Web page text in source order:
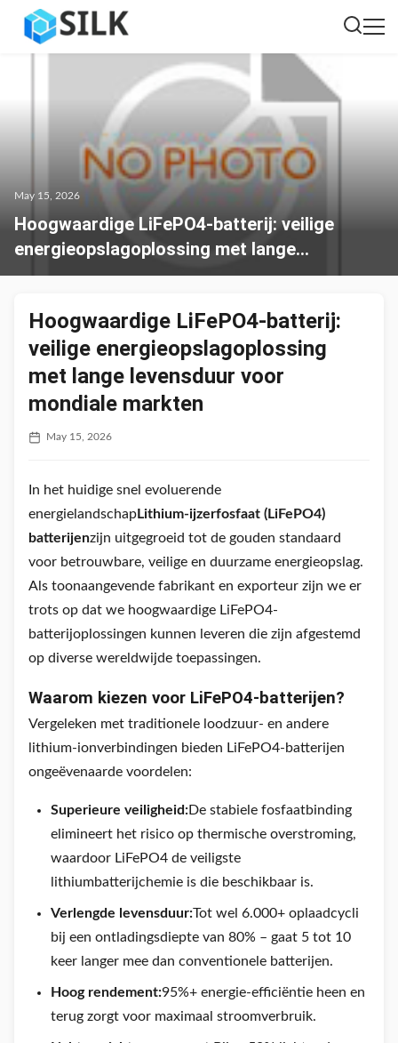
May 15, 2026
Hoogwaardige LiFePO4-batterij: veilige
energieopslagoplossing met lange
levensduur voor mondiale markten
Hoogwaardige LiFePO4-batterij:
veilige energieopslagoplossing
met lange levensduur voor
mondiale markten
May 15, 2026
In het huidige snel evoluerende
energielandschapLithium-ijzerfosfaat (LiFePO4)
batterijenzijn uitgegroeid tot de gouden standaard
voor betrouwbare, veilige en duurzame energieopslag.
Als toonaangevende fabrikant en exporteur zijn we er
trots op dat we hoogwaardige LiFePO4-
batterijoplossingen kunnen leveren die zijn afgestemd
op diverse wereldwijde toepassingen.
Waarom kiezen voor LiFePO4-batterijen?
Vergeleken met traditionele loodzuur- en andere
lithium-ionverbindingen bieden LiFePO4-batterijen
ongeëvenaarde voordelen:
Superieure veiligheid:De stabiele fosfaatbinding
elimineert het risico op thermische overstroming,
waardoor LiFePO4 de veiligste
lithiumbatterijchemie is die beschikbaar is.
Verlengde levensduur:Tot wel 6.000+ oplaadcycli
bij een ontladingsdiepte van 80% – gaat 5 tot 10
keer langer mee dan conventionele batterijen.
Hoog rendement:95%+ energie-efficiëntie heen en
terug zorgt voor maximaal stroomverbruik.